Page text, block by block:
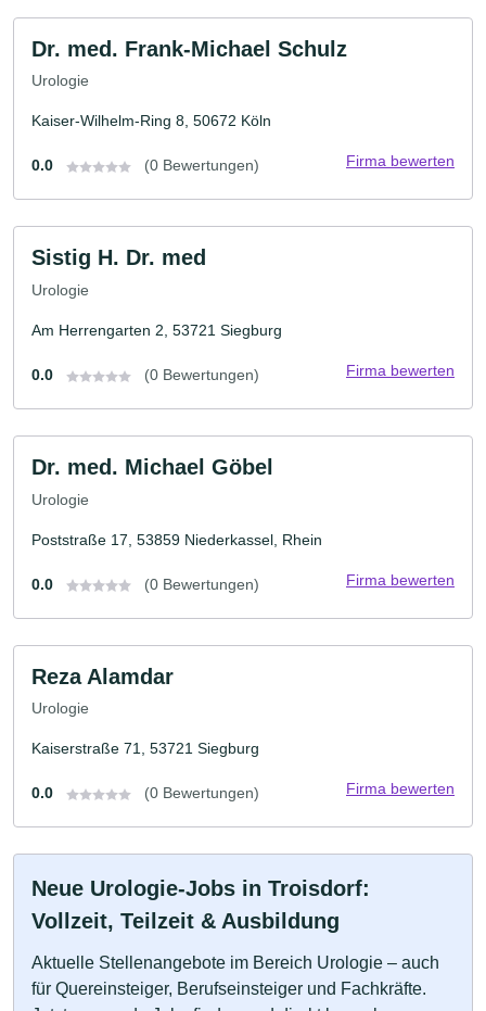
Dr. med. Frank-Michael Schulz
Urologie
Kaiser-Wilhelm-Ring 8, 50672 Köln
0.0 (0 Bewertungen) Firma bewerten
Sistig H. Dr. med
Urologie
Am Herrengarten 2, 53721 Siegburg
0.0 (0 Bewertungen) Firma bewerten
Dr. med. Michael Göbel
Urologie
Poststraße 17, 53859 Niederkassel, Rhein
0.0 (0 Bewertungen) Firma bewerten
Reza Alamdar
Urologie
Kaiserstraße 71, 53721 Siegburg
0.0 (0 Bewertungen) Firma bewerten
Neue Urologie-Jobs in Troisdorf:
Vollzeit, Teilzeit & Ausbildung
Aktuelle Stellenangebote im Bereich Urologie – auch
für Quereinsteiger, Berufseinsteiger und Fachkräfte.